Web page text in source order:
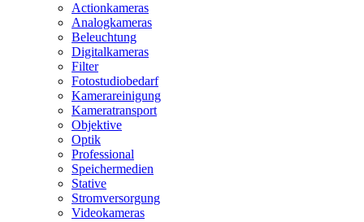
Actionkameras
Analogkameras
Beleuchtung
Digitalkameras
Filter
Fotostudiobedarf
Kamerareinigung
Kameratransport
Objektive
Optik
Professional
Speichermedien
Stative
Stromversorgung
Videokameras